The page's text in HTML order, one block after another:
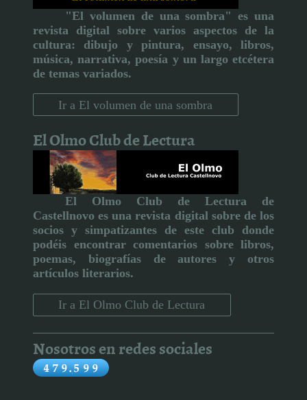
"El volumen de una sombra" es una
revista digital sobre varios aspectos de la
cultura:
dibujo y pintura, ensayo, libros,
música, narrativa, poesía y un largo etcétera
de temas variados.
Ir a El volumen de una sombra
El Olmo Club de Lectura
El Olmo Club de Lectura de
Castellnovo es una revista digital sobre de los
socios y simpatizantes de este club donde
podéis encontrar comentarios sobre libros,
poemas, biografías de autores y otros
artículos literarios.
Ir a El Olmo Club de Lectura
Nosotros en redes sociales